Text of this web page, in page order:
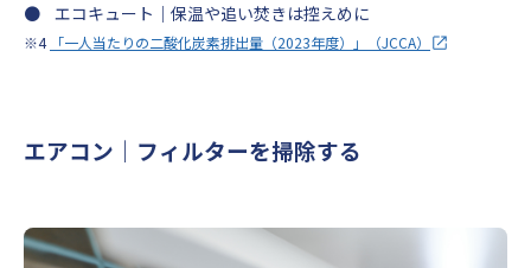
● エコキュート｜保温や追い焚きは控えめに
※4 「一人当たりの二酸化炭素排出量（2023年度）」（JCCA）
エアコン｜フィルターを掃除する